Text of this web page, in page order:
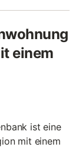
einem
ist eine
mit einem